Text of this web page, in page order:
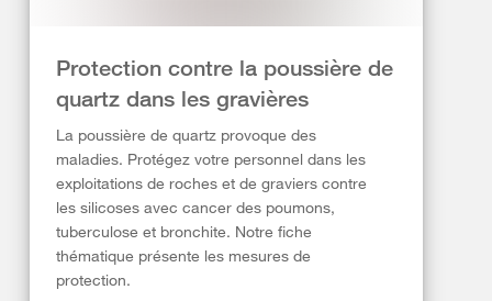
Protection contre la poussière de
quartz dans les gravières
La poussière de quartz provoque des
maladies. Protégez votre personnel dans les
exploitations de roches et de graviers contre
les silicoses avec cancer des poumons,
tuberculose et bronchite. Notre fiche
thématique présente les mesures de
protection.